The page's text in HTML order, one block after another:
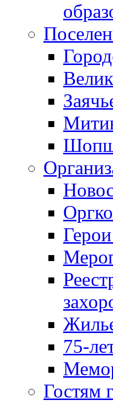
75-
Гостям